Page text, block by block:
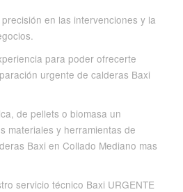
en las intervenciones y la
para poder ofrecerte
urgente de calderas Baxi
de pellets o biomasa un
materiales y herramientas de
Baxi en Collado Mediano mas
servicio técnico Baxi URGENTE